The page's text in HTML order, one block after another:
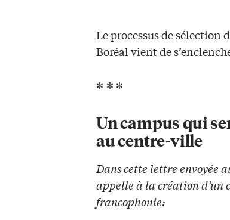
Le processus de sélection
Boréal vient de
* * *
Un campus qui
au centre-ville
Dans cette lettre envoyée
appelle à la création d’un
francophonie: